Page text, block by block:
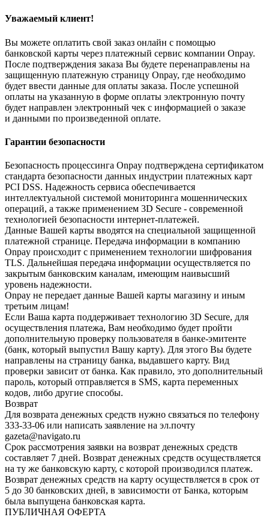
Уважаемый клиент!
Вы можете оплатить свой заказ онлайн с помощью
банковской карты через платежный сервис компании Onpay.
После подтверждения заказа Вы будете перенаправлены на
защищенную платежную страницу Onpay, где необходимо
будет ввести данные для оплаты заказа. После успешной
оплаты на указанную в форме оплаты электронную почту
будет направлен электронный чек с информацией о заказе
и данными по произведенной оплате.
Гарантии безопасности
Безопасность процессинга Onpay подтверждена сертификатом
стандарта безопасности данных индустрии платежных карт
PCI DSS. Надежность сервиса обеспечивается
интеллектуальной системой мониторинга мошеннических
операций, а также применением 3D Secure - современной
технологией безопасности интернет-платежей.
Данные Вашей карты вводятся на специальной защищенной
платежной странице. Передача информации в компанию
Onpay происходит с применением технологии шифрования
TLS. Дальнейшая передача информации осуществляется по
закрытым банковским каналам, имеющим наивысший
уровень надежности.
Onpay не передает данные Вашей карты магазину и иным
третьим лицам!
Если Ваша карта поддерживает технологию 3D Secure, для
осуществления платежа, Вам необходимо будет пройти
дополнительную проверку пользователя в банке-эмитенте
(банк, который выпустил Вашу карту). Для этого Вы будете
направлены на страницу банка, выдавшего карту. Вид
проверки зависит от банка. Как правило, это дополнительный
пароль, который отправляется в SMS, карта переменных
кодов, либо другие способы.
Возврат
Для возврата денежных средств нужно связаться по телефону
333-33-06 или написать заявление на эл.почту
gazeta@navigato.ru
Срок рассмотрения заявки на возврат денежных средств
составляет 7 дней. Возврат денежных средств осуществляется
на ту же банковскую карту, с которой производился платеж.
Возврат денежных средств на карту осуществляется в срок от
5 до 30 банковских дней, в зависимости от Банка, которым
была выпущена банковская карта.
ПУБЛИЧНАЯ ОФЕРТА